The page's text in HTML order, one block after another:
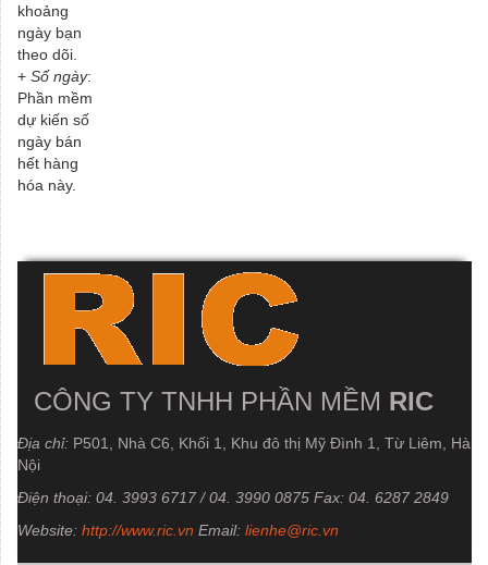
khoảng
ngày bạn
theo dõi.
+ Số ngày:
Phần mềm
dự kiến số
ngày bán
hết hàng
hóa này.
CÔNG TY TNHH PHẦN MỀM RIC
Địa chỉ: P501, Nhà C6, Khối 1, Khu đô thị Mỹ Đình 1, Từ Liêm, Hà
Nội
Điện thoại: 04. 3993 6717 / 04. 3990 0875 Fax: 04. 6287 2849
Website: http://www.ric.vn Email: lienhe@ric.vn